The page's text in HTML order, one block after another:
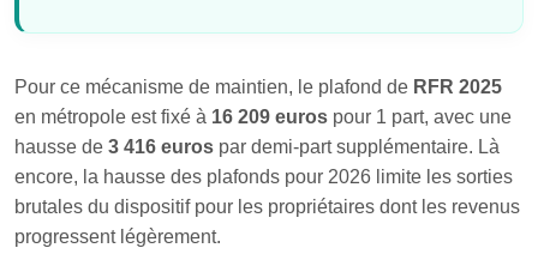
Pour ce mécanisme de maintien, le plafond de RFR 2025
en métropole est fixé à 16 209 euros pour 1 part, avec une
hausse de 3 416 euros par demi-part supplémentaire. Là
encore, la hausse des plafonds pour 2026 limite les sorties
brutales du dispositif pour les propriétaires dont les revenus
progressent légèrement.